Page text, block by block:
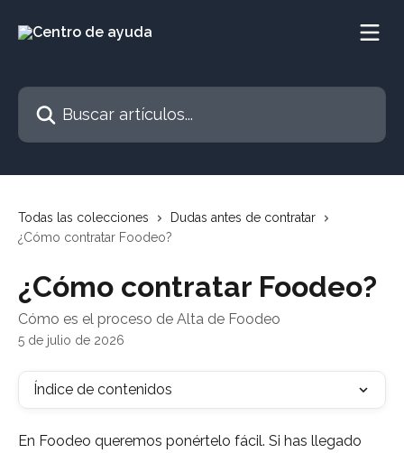
Buscar artículos...
Todas las colecciones
Dudas antes de contratar
¿Cómo contratar Foodeo?
¿Cómo contratar Foodeo?
Cómo es el proceso de Alta de Foodeo
5 de julio de 2026
Índice de contenidos
En Foodeo queremos ponértelo fácil. Si has llegado